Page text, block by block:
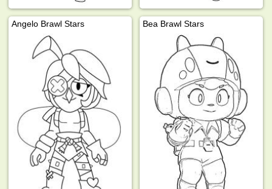
Angelo Brawl Stars Bea Brawl Stars